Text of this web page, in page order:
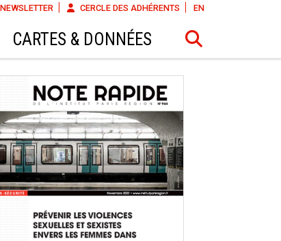
NEWSLETTER CERCLE DES ADHÉRENTS EN
CARTES & DONNÉES